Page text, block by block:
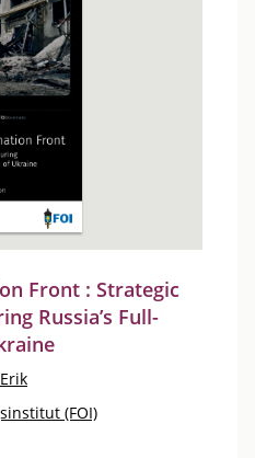
Front : Strategic
Russia’s Full-
(FOI)